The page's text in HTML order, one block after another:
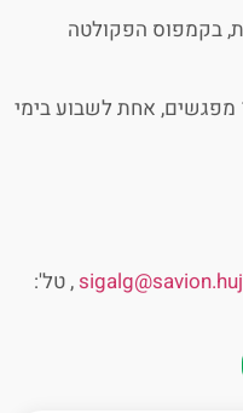
בקמפוס הפקולטה
ויתקיים במתכונת חדשה, במשך 11 מפגשים, אחת לשבוע בימי
, טל':